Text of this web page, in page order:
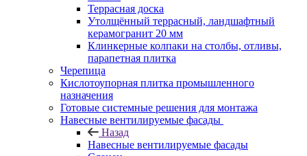
Террасная доска
Утолщённый террасный, ландшафтный
керамогранит 20 мм
Клинкерные колпаки на столбы, отливы,
парапетная плитка
Черепица
Кислотоупорная плитка промышленного
назначения
Готовые системные решения для монтажа
Навесные вентилируемые фасады
Назад
Навесные вентилируемые фасады